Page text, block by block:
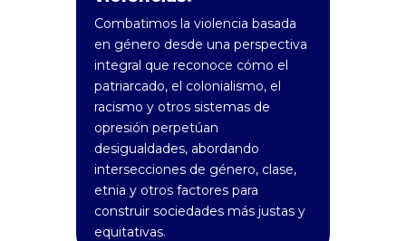
Combatimos la violencia basada
en género desde una perspectiva
integral que reconoce cómo el
patriarcado, el colonialismo, el
racismo y otros sistemas de
opresión perpetúan
desigualdades, abordando
intersecciones de género, clase,
etnia y otros factores para
construir sociedades más justas y
equitativas.